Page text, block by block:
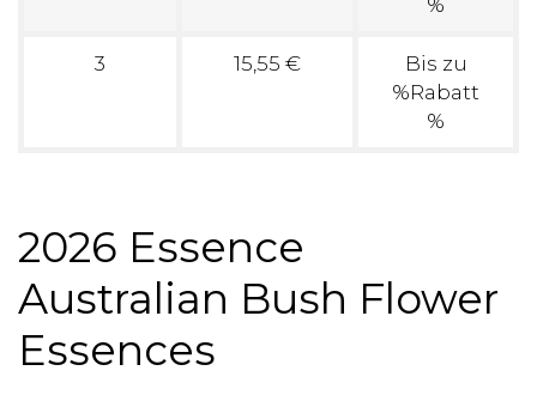
3 15,55 €
Bis zu
%Rabatt
%
2026 Essence
Australian Bush Flower
Essences